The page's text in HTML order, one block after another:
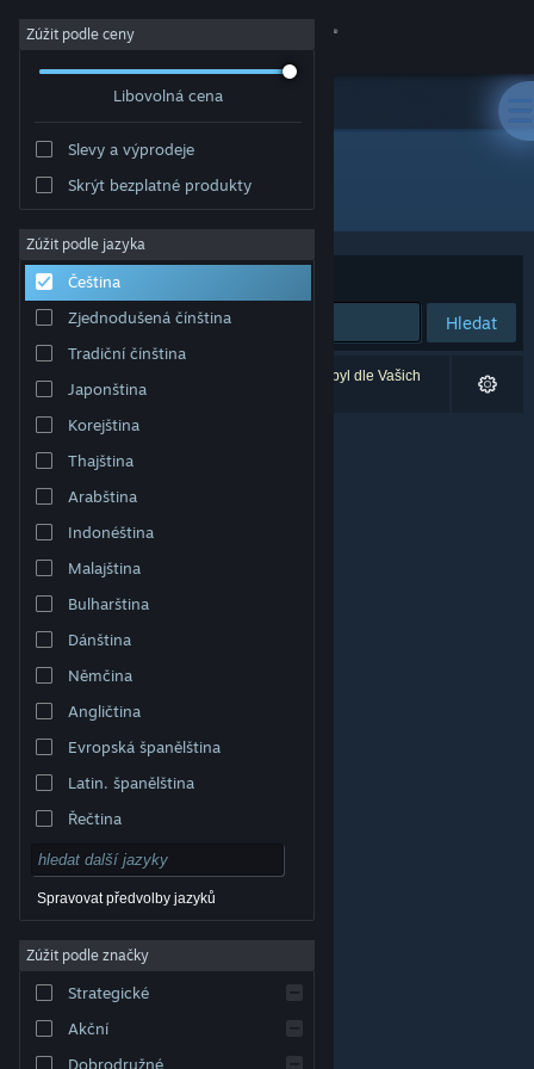
Přihlásit se
Komunita
Informace
Podpora
Změnit jazyk
Mobilní aplikace služby Steam
Desktopová verze stránky
© Valve Corporation. Všechna práva vyhrazena.
příslušných subjektů v USA a dalších zemích.
Smlouva o užívání služby Steam
Cookies
Zúžit podle ceny
Libovolná cena
Slevy a výprodeje
Skrýt bezplatné produkty
Zúžit podle jazyka
Čeština
Zjednodušená čínština
Tradiční čínština
Japonština
Korejština
Thajština
Arabština
Indonéština
Malajština
Bulharština
Dánština
Němčina
Angličtina
Evropská španělština
Latin. španělština
Řečtina
Spravovat předvolby jazyků
Zúžit podle značky
Strategické
Akční
Dobrodružné
Vydavatel: AnderuSoft
Seřadit podle
Hledat
Vašemu zadání odpovídá 0 výsledků. 1 produkt byl dle Vašich
předvoleb vyloučen z výsledků vyhledávání.